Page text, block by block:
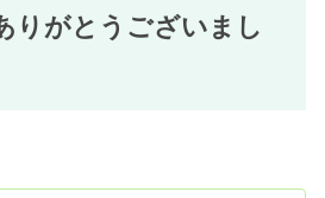
りがとうございまし